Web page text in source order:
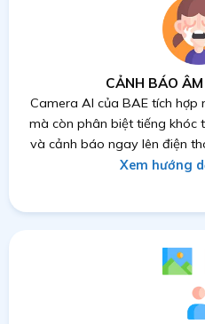
CẢNH BÁO
Camera AI của BAE tích hợp
mà còn phân biệt tiếng khóc
và cảnh báo ngay lên điện
Xem hướng